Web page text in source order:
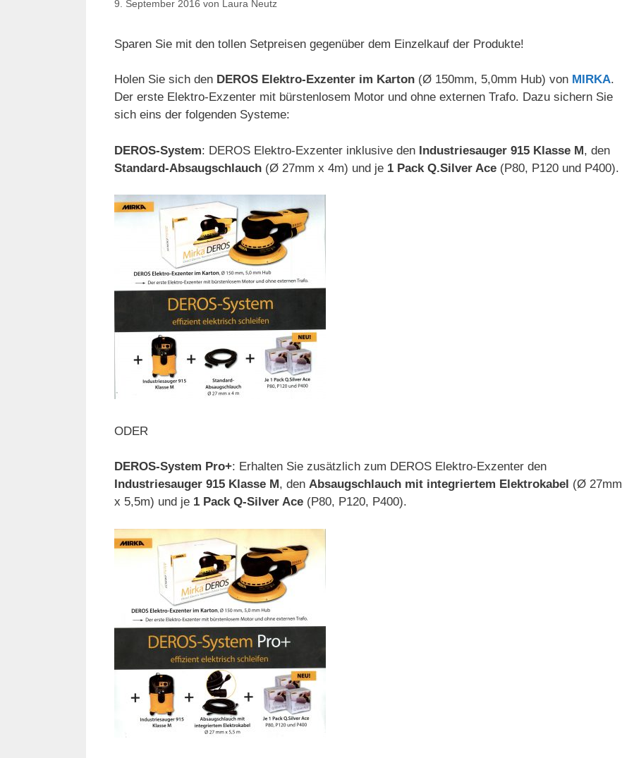
9. September 2016 von Laura Neutz
Sparen Sie mit den tollen Setpreisen gegenüber dem Einzelkauf der Produkte!
Holen Sie sich den DEROS Elektro-Exzenter im Karton (Ø 150mm, 5,0mm Hub) von MIRKA.
Der erste Elektro-Exzenter mit bürstenlosem Motor und ohne externen Trafo. Dazu sichern Sie
sich eins der folgenden Systeme:
DEROS-System: DEROS Elektro-Exzenter inklusive den Industriesauger 915 Klasse M, den
Standard-Absaugschlauch (Ø 27mm x 4m) und je 1 Pack Q.Silver Ace (P80, P120 und P400).
ODER
DEROS-System Pro+: Erhalten Sie zusätzlich zum DEROS Elektro-Exzenter den
Industriesauger 915 Klasse M , den Absaugschlauch mit integriertem Elektrokabel (Ø 27mm
x 5,5m) und je 1 Pack Q-Silver Ace (P80, P120, P400).